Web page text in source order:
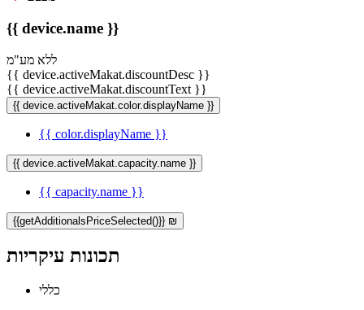
{{ device.name }}
ללא מע"מ
{{ device.activeMakat.discountDesc }}
{{ device.activeMakat.discountText }}
{{ device.activeMakat.color.displayName }}
{{ color.displayName }}
{{ device.activeMakat.capacity.name }}
{{ capacity.name }}
{{getAdditionalsPriceSelected()}} ₪
תכונות עיקריות
כללי